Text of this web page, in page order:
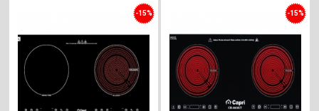
-15% -15%